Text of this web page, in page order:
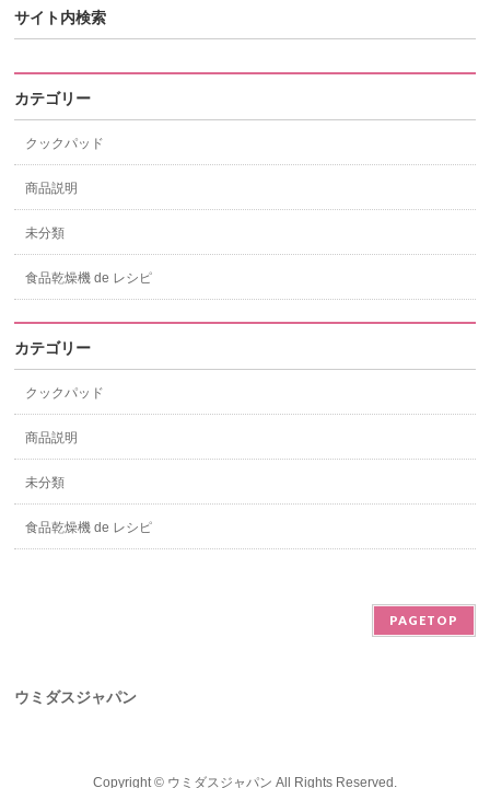
サイト内検索
カテゴリー
クックパッド
商品説明
未分類
食品乾燥機 de レシピ
カテゴリー
クックパッド
商品説明
未分類
食品乾燥機 de レシピ
PAGETOP
ウミダスジャパン
Copyright © ウミダスジャパン All Rights Reserved.